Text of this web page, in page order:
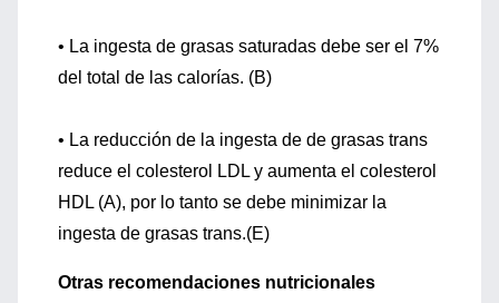
• La ingesta de grasas saturadas debe ser el 7%
del total de las calorías. (B)
• La reducción de la ingesta de de grasas trans
reduce el colesterol LDL y aumenta el colesterol
HDL (A), por lo tanto se debe minimizar la
ingesta de grasas trans.(E)
Otras recomendaciones nutricionales